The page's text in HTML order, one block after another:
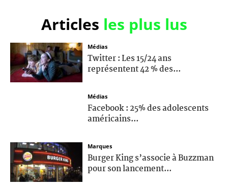
Articles les plus lus
Médias
Twitter : Les 15/24 ans
représentent 42 % des...
Médias
Facebook : 25% des adolescents
américains...
Marques
Burger King s’associe à Buzzman
pour son lancement...